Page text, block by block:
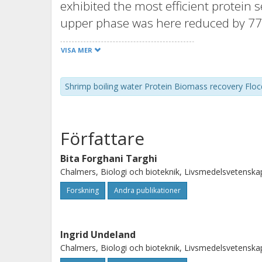
exhibited the most efficient protein
upper phase was here reduced by
from SBW. Flocculation by alginate
protein reduction of the upper
respectively. Contrary to alginate
the size distribution of flocs. Finally,
VISA MER
Shrimp boiling water Protein Biomass recovery
Författare
Bita Forghani Targhi
Chalmers, Biologi och bioteknik,
Forskning Andra publikationer
Ingrid Undeland
Chalmers, Biologi och bioteknik,